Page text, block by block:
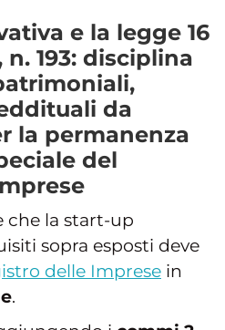
e la legge 16
193: disciplina
da
la permanenza
del
che la start-up
sopra esposti deve
delle Imprese in
.